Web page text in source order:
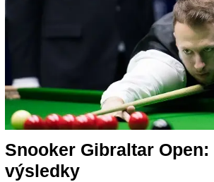
Snooker Gibraltar
výsledky